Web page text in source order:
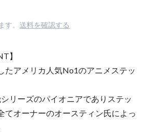
す。 送料を確認する
】
たアメリカ人気No1のアニメステッ
リーズのパイオニアでありステッ
てオーナーのオースティン氏によっ